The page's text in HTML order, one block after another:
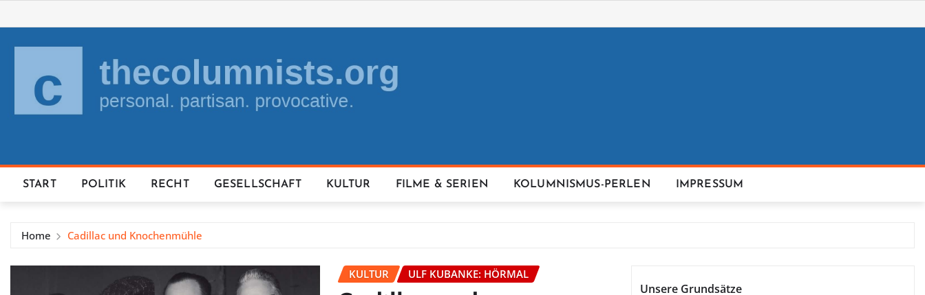
to
content
START POLITIK RECHT GESELLSCHAFT KULTUR FILME & SERIEN KOLUMNISMUS-PERLEN IMPRESSUM
Home Cadillac und Knochenmühle
KULTUR ULF KUBANKE: HÖRMAL
Unsere Grundsätze